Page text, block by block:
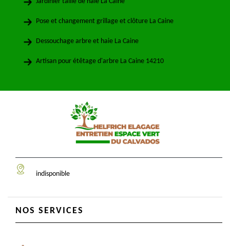
Pose et changement grillage et clôture La Caine
Dessouchage arbre et haie La Caine
Artisan pour étêtage d'arbre La Caine 14210
indisponible
NOS SERVICES